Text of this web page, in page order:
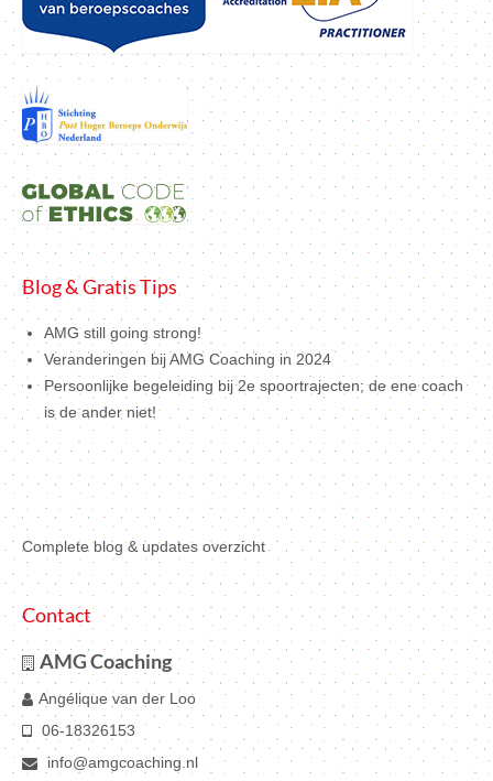
Contact & Privacy
Blog & Gratis Tips
AMG still going strong!
Veranderingen bij AMG Coaching in 2024
Persoonlijke begeleiding bij 2e spoortrajecten; de ene coach
is de ander niet!
Complete blog & updates overzicht
Contact
AMG Coaching
Angélique van der Loo
06-18326153
info@amgcoaching.nl